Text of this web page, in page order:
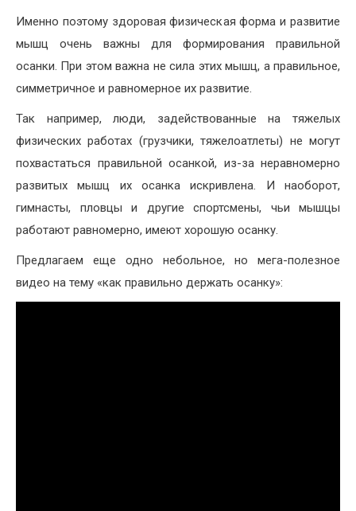
Именно поэтому здоровая физическая форма и развитие
мышц очень важны для формирования правильной
осанки. При этом важна не сила этих мышц, а правильное,
симметричное и равномерное их развитие.
Так например, люди, задействованные на тяжелых
физических работах (грузчики, тяжелоатлеты) не могут
похвастаться правильной осанкой, из-за неравномерно
развитых мышц их осанка искривлена. И наоборот,
гимнасты, пловцы и другие спортсмены, чьи мышцы
работают равномерно, имеют хорошую осанку.
Предлагаем еще одно небольное, но мега-полезное
видео на тему «как правильно держать осанку»: